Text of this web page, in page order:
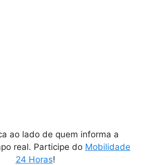
ao lado de quem informa a
real. Participe do Mobilidade
24 Horas!